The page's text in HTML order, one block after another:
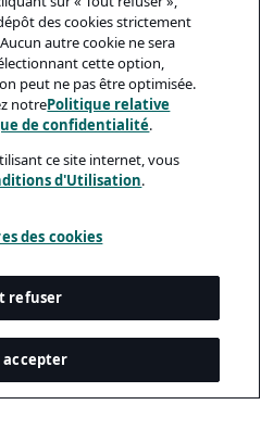
des cookies strictement
autre cookie ne sera
cette option,
peut ne pas être optimisée.
notrePolitique relative
de confidentialité.
ce site internet, vous
d'Utilisation.
des cookies
refuser
accepter